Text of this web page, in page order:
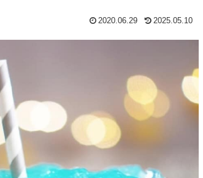
2020.06.29 2025.05.10